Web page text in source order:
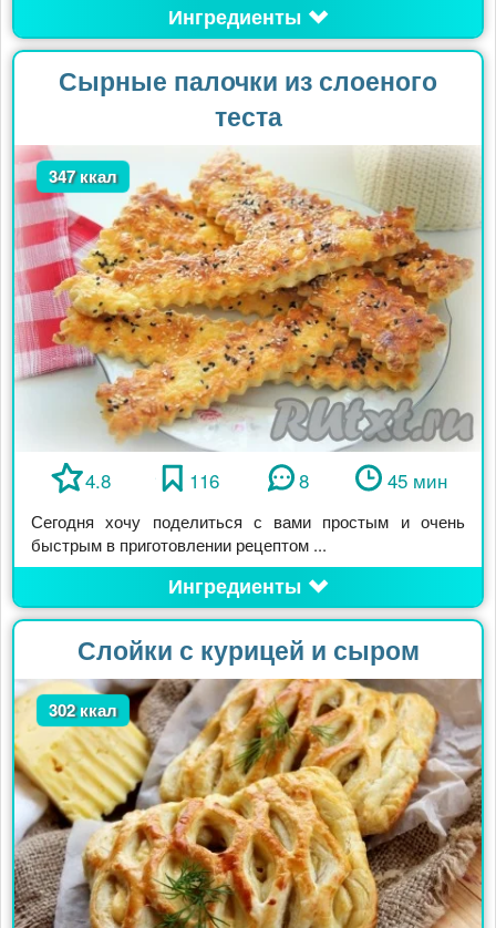
Ингредиенты
Сырные палочки из слоеного
теста
347 ккал
4.8 116 8 45 мин
Сегодня хочу поделиться с вами простым и очень
быстрым в приготовлении рецептом ...
Ингредиенты
Слойки с курицей и сыром
302 ккал